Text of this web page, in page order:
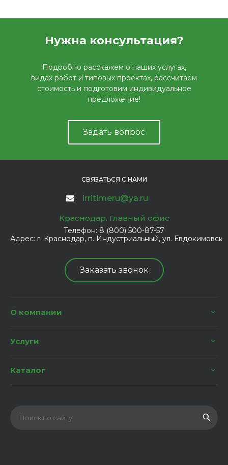
Нужна консультация?
Подробно расскажем о наших услугах,
видах работ и типовых проектах, рассчитаем
стоимость и подготовим индивидуальное
предложение!
Задать вопрос
СВЯЗАТЬСЯ С НАМИ
irritimeru@ya.ru
Краснодар. Главный офис
Телефон: 8 (800) 500-87-57
Адрес: г. Краснодар, п. Индустриальный, ул.
Заказать звонок
О компании
Услуги
Каталог